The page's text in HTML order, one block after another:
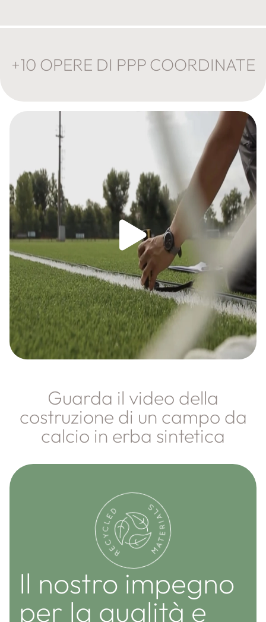
+10 OPERE DI PPP COORDINATE
Guarda il video della
costruzione di un campo da
calcio in erba sintetica
Il nostro impegno
per la qualità e